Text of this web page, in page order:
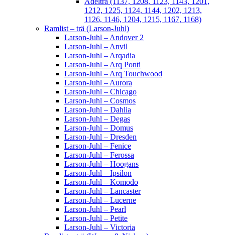
1212, 1225, 1124, 1144, 1202, 1213,
1126, 1146, 1204, 1215, 1167, 1168)
Ramlist – trä (Larson-Juhl)
Larson-Juhl – Andover 2
Larson-Juhl – Anvil
Larson-Juhl – Arqadia
Larson-Juhl – Arq Ponti
Larson-Juhl – Arq Touchwood
Larson-Juhl – Aurora
Larson-Juhl – Chicago
Larson-Juhl – Cosmos
Larson-Juhl – Dahlia
Larson-Juhl – Degas
Larson-Juhl – Domus
Larson-Juhl – Dresden
Larson-Juhl – Fenice
Larson-Juhl – Ferossa
Larson-Juhl – Hoogans
Larson-Juhl – Ipsilon
Larson-Juhl – Komodo
Larson-Juhl – Lancaster
Larson-Juhl – Lucerne
Larson-Juhl – Pearl
Larson-Juhl – Petite
Larson-Juhl – Victoria